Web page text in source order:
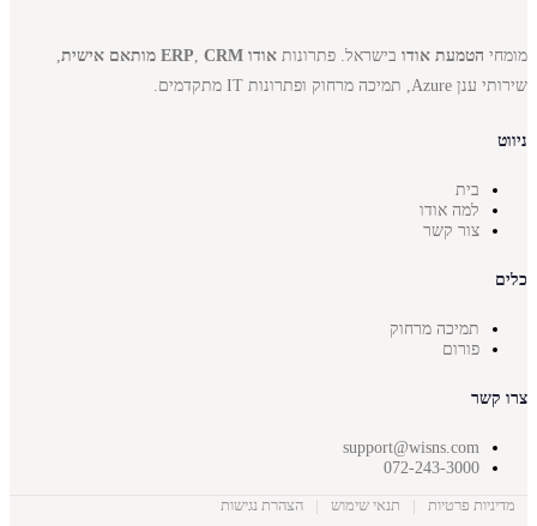
מומחי הטמעת אודו בישראל. פתרונות אודו ERP , CRM מותאם אישית
,
שירותי ענן Azure, תמיכה מרחוק ופתרונות IT מתקדמים.
ניווט
בית
למה אודו
צור קשר
כלים
תמיכה מרחוק
פורום
צרו קשר
support@wisns.com
072-243-3000
מדיניות פרטיות | תנאי שימוש |
הצהרת נגישות